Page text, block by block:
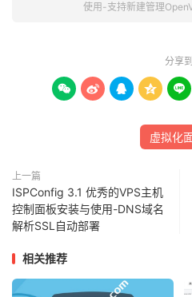
使用-支持新建管理
分享到
    
虚拟化
上一篇
ISPConfig 3.1 优秀的VPS主机
控制面板安装与使用-DNS域名
解析SSL自动部署
相关推荐